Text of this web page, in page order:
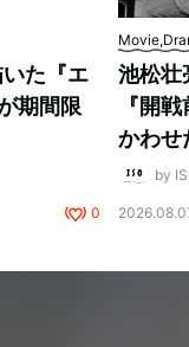
た『エ
期間限
0
池松壮
『開
かわせ
by